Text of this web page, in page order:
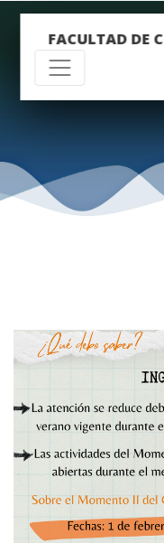
FACULTAD DE